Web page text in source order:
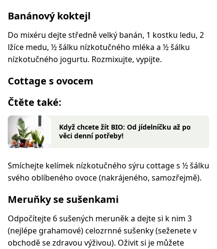
Banánový koktejl
Do mixéru dejte středně velký banán, 1 kostku ledu, 2
lžíce medu, ½ šálku nízkotučného mléka a ½ šálku
nízkotučného jogurtu. Rozmixujte, vypijte.
Cottage s ovocem
Čtěte také:
Když chcete žít BIO: Od jídelníčku až po
věci denní potřeby!
Smíchejte kelímek nízkotučného sýru cottage s ½ šálku
svého oblíbeného ovoce (nakrájeného, samozřejmě).
Meruňky se sušenkami
Odpočítejte 6 sušených meruněk a dejte si k nim 3
(nejlépe grahamové) celozrnné sušenky (seženete v
obchodě se zdravou výživou). Oživit si je můžete